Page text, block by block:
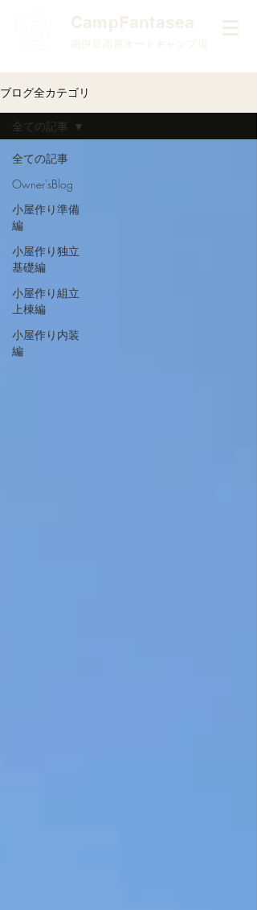
​CampFantasea
南伊豆高原オートキャンプ場
ブログ全カテゴリ
全ての記事
Owner'sBlog
小屋作り準備
編
小屋作り独立
基礎編
小屋作り組立
上棟編
小屋作り内装
編
全ての記事